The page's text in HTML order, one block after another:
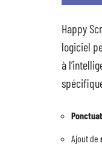
Happy
logiciel
à
Ajout de